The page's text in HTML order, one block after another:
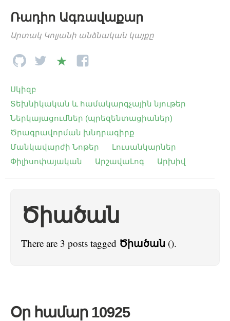
Ռադիո Ագռավաքար
Արտակ Կոլյանի անձնական կայքը
Սկիզբ
Տեխնիկական և համակարգչային նյութեր
Ներկայացումներ (պրեզենտացիաներ)
Ծրագրավորման խնդրագիրք
Մանկավարժի Նոթեր
Լուսանկարներ
Փիլիսոփայական
ԱրշավաԼոգ Արխիվ
Ծիածան
There are 3 posts tagged Ծիածան ().
Օր համար 10925